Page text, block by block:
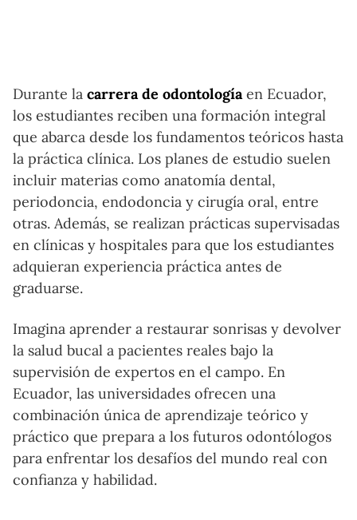
Durante la carrera de odontologíaen Ecuador,
los estudiantes reciben una formación integral
que abarca desde los fundamentos teóricos hasta
la práctica clínica. Los planes de estudio suelen
incluir materias como anatomía dental,
periodoncia, endodoncia y cirugía oral, entre
otras. Además, se realizan prácticas supervisadas
en clínicas y hospitales para que los estudiantes
adquieran experiencia práctica antes de
graduarse.
Imagina aprender a restaurar sonrisas y devolver
la salud bucal a pacientes reales bajo la
supervisión de expertos en el campo. En
Ecuador, las universidades ofrecen una
combinación única de aprendizaje teórico y
práctico que prepara a los futuros odontólogos
para enfrentar los desafíos del mundo real con
confianza y habilidad.